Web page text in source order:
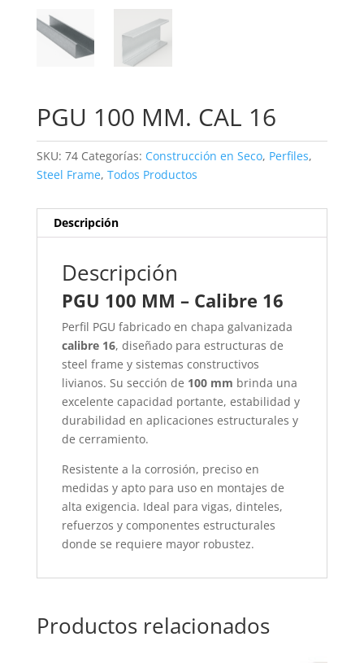
PGU 100 MM. CAL 16
SKU: 74 Categorías: Construcción en Seco, Perfiles,
Steel Frame, Todos Productos
Descripción
Descripción
PGU 100 MM – Calibre 16
Perfil PGU fabricado en chapa galvanizada
calibre 16, diseñado para estructuras de
steel frame y sistemas constructivos
livianos. Su sección de 100 mm brinda una
excelente capacidad portante, estabilidad y
durabilidad en aplicaciones estructurales y
de cerramiento.
Resistente a la corrosión, preciso en
medidas y apto para uso en montajes de
alta exigencia. Ideal para vigas, dinteles,
refuerzos y componentes estructurales
donde se requiere mayor robustez.
Productos relacionados